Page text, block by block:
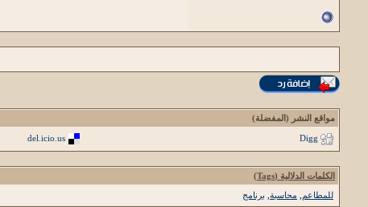
مواقع النشر (المفضلة)
Digg
del.icio.us
الكلمات الدلالية (Tags)
للمطاعم
محاسبة برنامج